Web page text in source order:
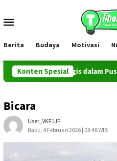
konten
Berita Budaya Motivasi
Konten Spesial
Ekologis dalam Pusaran
Bicara
User_VKF1JF
Rabu, 4 Februari 2026 | 08:48 WIB